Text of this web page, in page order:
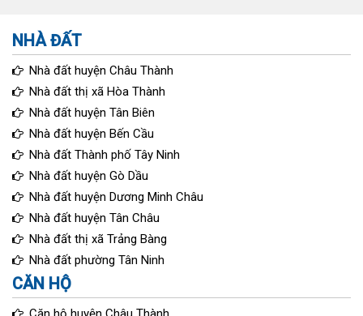
NHÀ ĐẤT
Nhà đất huyện Châu Thành
Nhà đất thị xã Hòa Thành
Nhà đất huyện Tân Biên
Nhà đất huyện Bến Cầu
Nhà đất Thành phố Tây Ninh
Nhà đất huyện Gò Dầu
Nhà đất huyện Dương Minh Châu
Nhà đất huyện Tân Châu
Nhà đất thị xã Trảng Bàng
Nhà đất phường Tân Ninh
CĂN HỘ